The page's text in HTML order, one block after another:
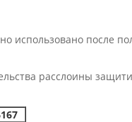
использовано после
расслоины